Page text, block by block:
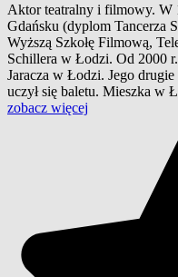
Aktor teatralny i filmowy. W
Gdańsku (dyplom Tancerza
Wyższą Szkołę Filmową,
Schillera w Łodzi. Od 2000
Jaracza w Łodzi. Jego
uczył się baletu. Mieszka
zobacz więcej